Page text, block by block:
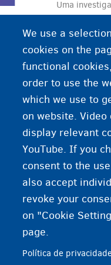
Uma
um crime e
judicial é
Após essa
sentença
We use a
cookies on the
functional
order to use the
which we use to
on website.
display relevant
YouTube. If you
consent to the
also accept
revoke your
on "Cookie
page.
Política de privacidade